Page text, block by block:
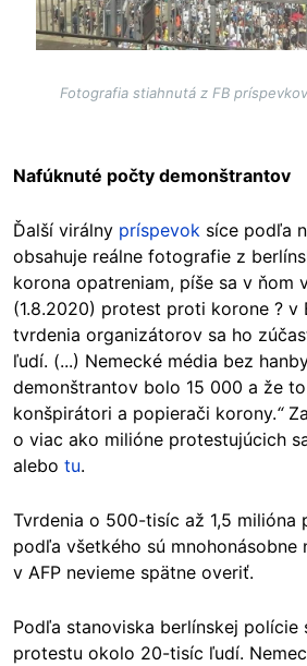
Fotografia stiahnutá z FB
Nafúknuté počty demonštrantov
Ďalší virálny príspevok síce podľa
obsahuje reálne fotografie z
korona opatreniam, píše sa v ňom
(1.8.2020) protest proti korone ? v
tvrdenia organizátorov sa ho
ľudí. (...) Nemecké média bez
demonštrantov bolo 15 000 a že
konšpirátori a popierači korony.“
o viac ako milióne protestujúcich
alebo tu.
Tvrdenia o 500-tisíc až 1,5 milióna
podľa všetkého sú mnohonásobne
v AFP nevieme spätne overiť.
Podľa stanoviska berlínskej polície
protestu okolo 20-tisíc ľudí.